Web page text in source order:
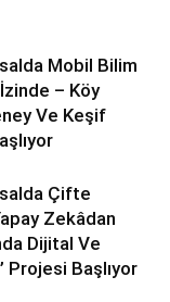
Mobil Bilim
– Köy
Ve Keşif
Çifte
Zekâdan
Dijital Ve
Projesi Başlıyor